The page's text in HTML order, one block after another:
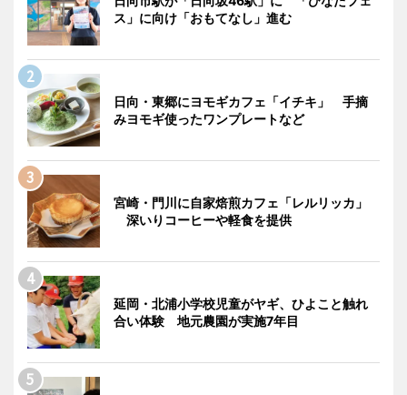
ス」に向け「おもてなし」進む
日向・東郷にヨモギカフェ「イチキ」 手摘
みヨモギ使ったワンプレートなど
宮崎・門川に自家焙煎カフェ「レルリッカ」
深いりコーヒーや軽食を提供
延岡・北浦小学校児童がヤギ、ひよこと触れ
合い体験 地元農園が実施7年目